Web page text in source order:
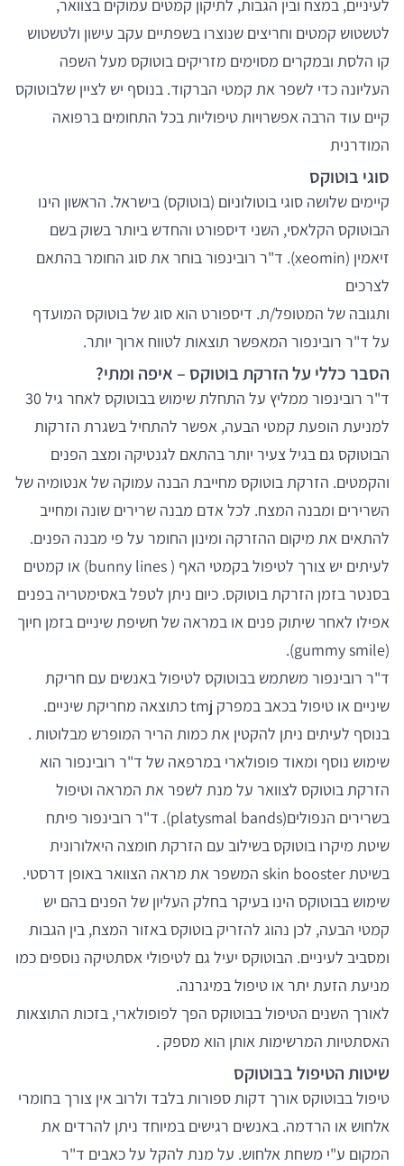
לעיניים, במצח ובין הגבות, לתיקון קמטים עמוקים בצוואר,
לטשטוש קמטים וחריצים שנוצרו בשפתיים עקב עישון ולטשטוש
קו הלסת ובמקרים מסוימים מזריקים בוטוקס מעל השפה
העליונה כדי לשפר את קמטי הברקוד. בנוסף יש לציין שלבוטוקס
קיים עוד הרבה אפשרויות טיפוליות בכל התחומים ברפואה
המודרנית
סוגי בוטוקס
קיימים שלושה סוגי בוטולוניום (בוטוקס) בישראל. הראשון הינו
הבוטוקס הקלאסי, השני דיספורט והחדש ביותר בשוק בשם
זיאמין (xeomin). ד"ר רובינפור בוחר את סוג החומר בהתאם
לצרכים
ותגובה של המטופל/ת. דיספורט הוא סוג של בוטוקס המועדף
על ד"ר רובינפור המאפשר תוצאות לטווח ארוך יותר.
הסבר כללי על הזרקת בוטוקס – איפה ומתי?
ד"ר רובינפור ממליץ על התחלת שימוש בבוטוקס לאחר גיל 30
למניעת הופעת קמטי הבעה, אפשר להתחיל בשגרת הזרקות
הבוטוקס גם בגיל צעיר יותר בהתאם לגנטיקה ומצב הפנים
והקמטים. הזרקת בוטוקס מחייבת הבנה עמוקה של אנטומיה של
השרירים ומבנה המצח. לכל אדם מבנה שרירים שונה ומחייב
להתאים את מיקום ההזרקה ומינון החומר על פי מבנה הפנים.
לעיתים יש צורך לטיפול בקמטי האף ( bunny lines) או קמטים
בסנטר בזמן הזרקת בוטוקס. כיום ניתן לטפל באסימטריה בפנים
אפילו לאחר שיתוק פנים או במראה של חשיפת שיניים בזמן חיוך
(gummy smile).
ד"ר רובינפור משתמש בבוטוקס לטיפול באנשים עם חריקת
שיניים או טיפול בכאב במפרק tmj כתוצאה מחריקת שיניים.
בנוסף לעיתים ניתן להקטין את כמות הריר המופרש מבלוטות .
שימוש נוסף ומאוד פופולארי במרפאה של ד"ר רובינפור הוא
הזרקת בוטוקס לצוואר על מנת לשפר את המראה וטיפול
בשרירים הנפולים(platysmal bands). ד"ר רובינפור פיתח
שיטת מיקרו בוטוקס בשילוב עם הזרקת חומצה היאלורונית
בשיטת skin booster המשפר את מראה הצוואר באופן דרסטי.
שימוש בבוטוקס הינו בעיקר בחלק העליון של הפנים בהם יש
קמטי הבעה, לכן נהוג להזריק בוטוקס באזור המצח, בין הגבות
ומסביב לעיניים. הבוטוקס יעיל גם לטיפולי אסתטיקה נוספים כמו
מניעת הזעת יתר או טיפול במיגרנה.
לאורך השנים הטיפול בבוטוקס הפך לפופולארי, בזכות התוצאות
האסתטיות המרשימות אותן הוא מספק .
שיטות הטיפול בבוטוקס
טיפול בבוטוקס אורך דקות ספורות בלבד ולרוב אין צורך בחומרי
אלחוש או הרדמה. באנשים רגישים במיוחד ניתן להרדים את
המקום ע"י משחת אלחוש. על מנת להקל על כאבים ד"ר